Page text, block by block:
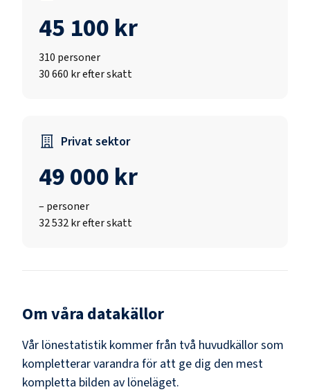
45 100 kr
310 personer
30 660 kr efter skatt
Privat sektor
49 000 kr
– personer
32 532 kr efter skatt
Om våra datakällor
Vår lönestatistik kommer från två huvudkällor som
kompletterar varandra för att ge dig den mest
kompletta bilden av löneläget.